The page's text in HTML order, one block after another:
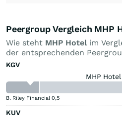
Peergroup Vergleich MHP
Wie steht MHP Hotel im
der entsprechenden
KGV
MHP
B. Riley Financial 0,5
KUV